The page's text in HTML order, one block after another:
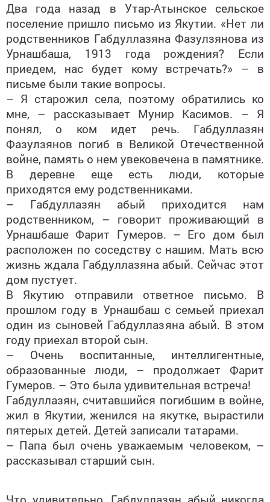
Два года назад в Утар-Атынское сельское
поселение пришло письмо из Якутии. «Нет ли
родственников Габдуллазяна Фазулзянова из
Урнашбаша, 1913 года рождения? Если
приедем, нас будет кому встречать?» – в
письме были такие вопросы.
– Я старожил села, поэтому обратились ко
мне, – рассказывает Мунир Касимов. – Я
понял, о ком идет речь. Габдуллазян
Фазулзянов погиб в Великой Отечественной
войне, память о нем увековечена в памятнике.
В деревне еще есть люди, которые
приходятся ему родственниками.
– Габдуллазян абый приходится нам
родственником, – говорит проживающий в
Урнашбаше Фарит Гумеров. – Его дом был
расположен по соседству с нашим. Мать всю
жизнь ждала Габдуллазяна абый. Сейчас этот
дом пустует.
В Якутию отправили ответное письмо. В
прошлом году в Урнашбаш с семьей приехал
один из сыновей Габдуллазяна абый. В этом
году приехал второй сын.
– Очень воспитанные, интеллигентные,
образованные люди, – продолжает Фарит
Гумеров. – Это была удивительная встреча!
Габдуллазян, считавшийся погибшим в войне,
жил в Якутии, женился на якутке, вырастили
пятерых детей. Детей записали татарами.
– Папа был очень уважаемым человеком, –
рассказывал старший сын.